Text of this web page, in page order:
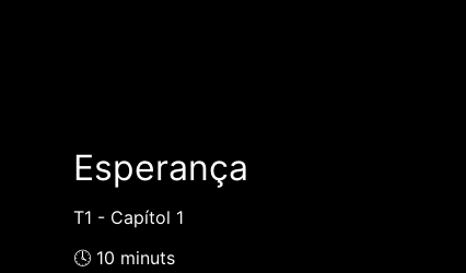
Esperança
T1 - Capítol 1
🕓 10 minuts